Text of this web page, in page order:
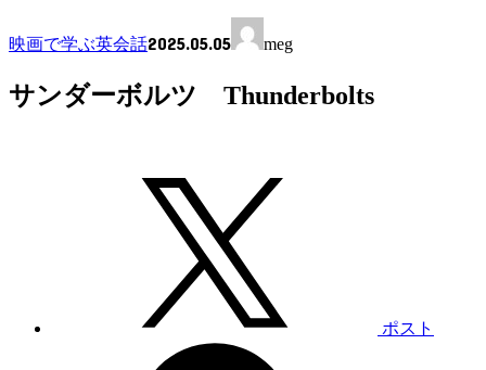
映画で学ぶ英会話2025.05.05 meg
サンダーボルツ Thunderbolts
ポスト